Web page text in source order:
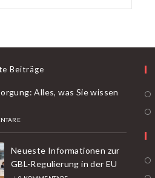
Beiträge
Alles, was Sie wissen
Neueste Informationen zur
GBL-Regulierung in der EU